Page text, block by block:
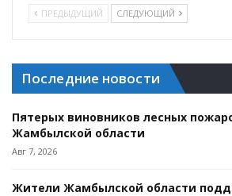
ПРЕДЫДУЩИЙ СЛЕДУЮЩИЙ
Последние новости
Пятерых виновников лесных
Жамбылской области
Авг 7, 2026
Жители Жамбылской области